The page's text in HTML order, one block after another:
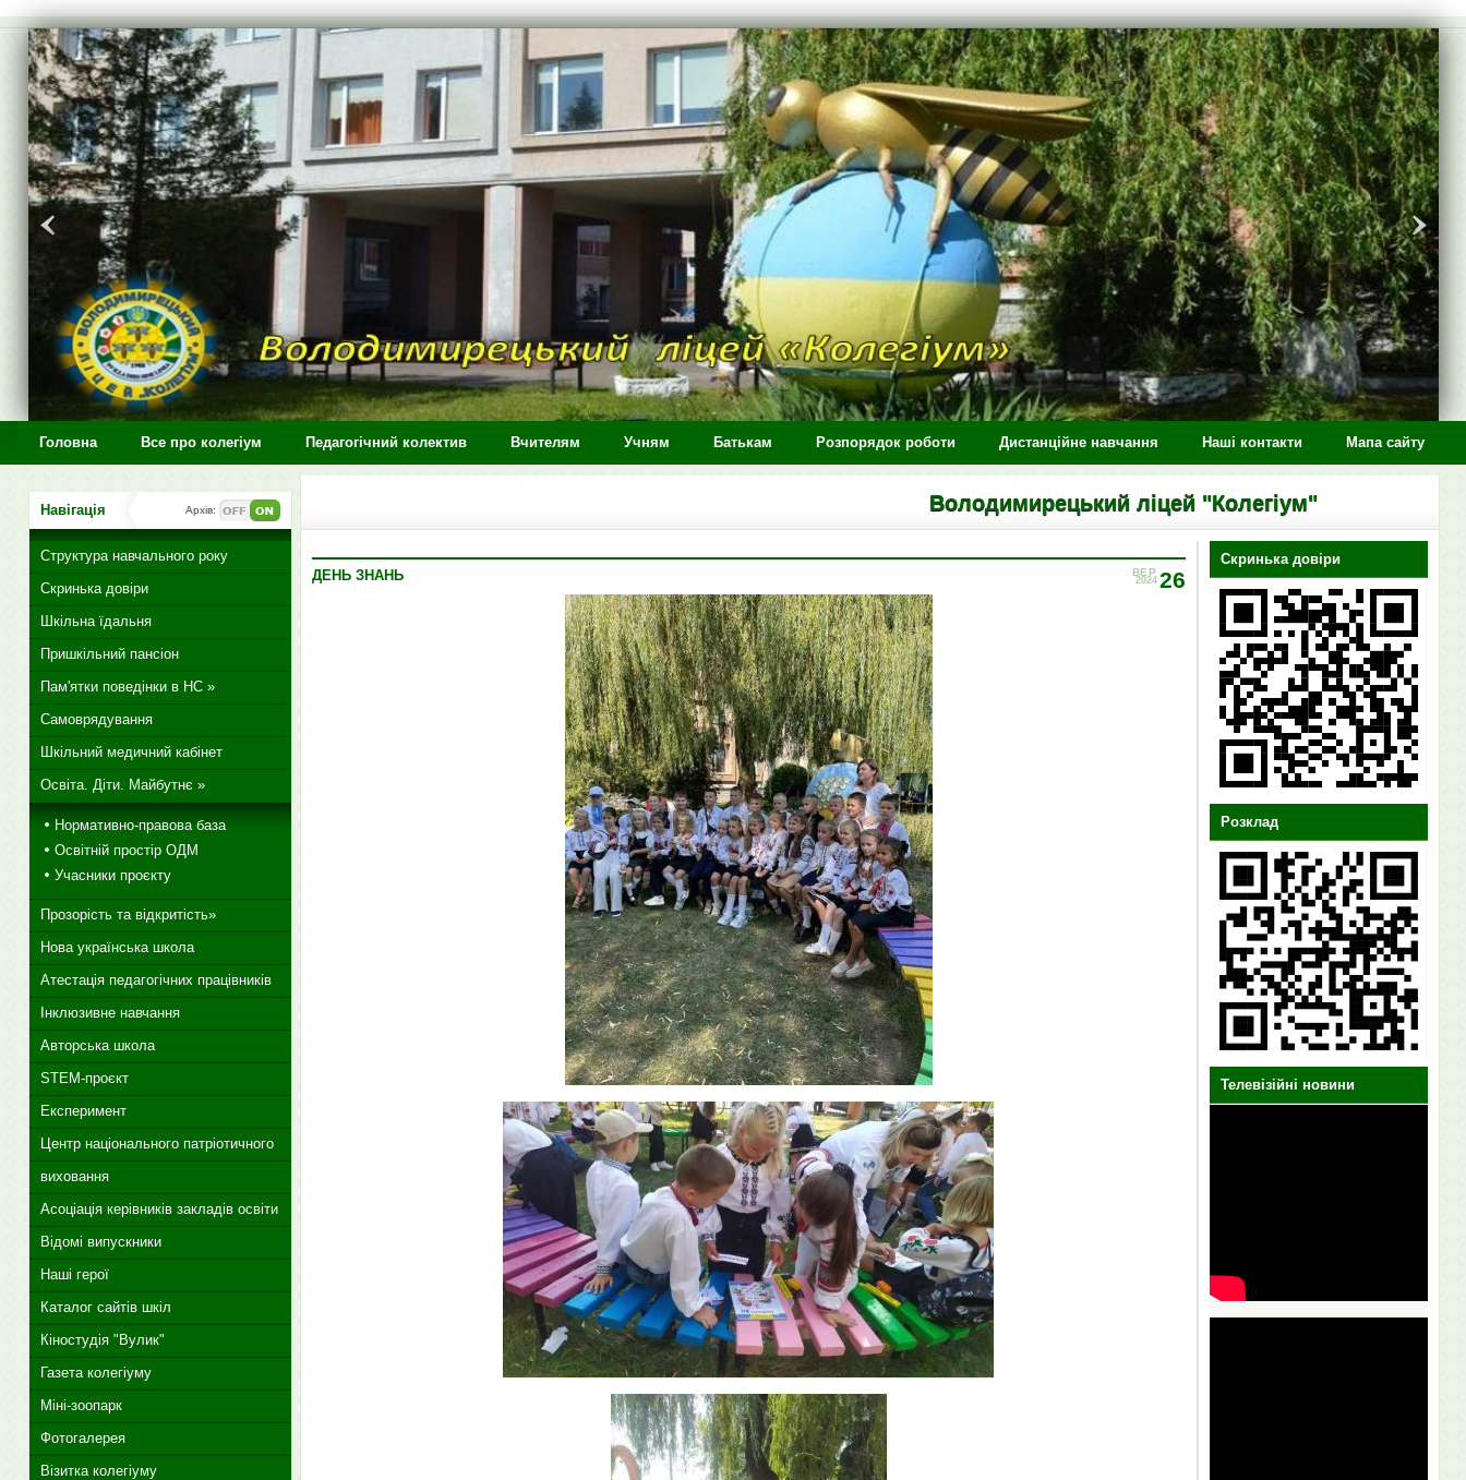
>
Головна Все про колегіум Педагогічний колектив Вчителям Учням Батькам Розпорядок роботи Дистанційне навчання Наші контакти Мапа сайту
Володимирецький ліцей "Колегіум"
26
ВЕР
2024
ДЕНЬ ЗНАНЬ
Скринька довіри
Розклад
Телевізійні новини
Навігація Архів:
Структура навчального року
Скринька довіри
Шкільна їдальня
Пришкільний пансіон
Пам'ятки поведінки в НС »
Самоврядування
Шкільний медичний кабінет
Освіта. Діти. Майбутнє »
Нормативно-правова база
Освітній простір ОДМ
Учасники проєкту
Прозорість та відкритість»
Нова українська школа
Атестація педагогічних працівників
Інклюзивне навчання
Авторська школа
STEM-проєкт
Експеримент
Центр національного патріотичного
виховання
Асоціація керівників закладів освіти
Відомі випускники
Наші герої
Каталог сайтів шкіл
Кіностудія "Вулик"
Газета колегіуму
Міні-зоопарк
Фотогалерея
Візитка колегіуму